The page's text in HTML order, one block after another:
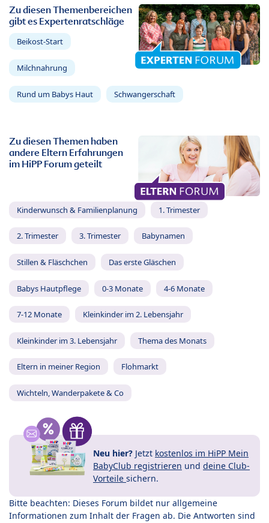
Zu diesen Themenbereichen
gibt es Expertenratschläge
Beikost-Start
Milchnahrung
Rund um Babys Haut Schwangerschaft
Zu diesen Themen haben
andere Eltern Erfahrungen
im HiPP Forum geteilt
Kinderwunsch & Familienplanung 1. Trimester
2. Trimester 3. Trimester Babynamen
Stillen & Fläschchen Das erste Gläschen
Babys Hautpflege 0-3 Monate 4-6 Monate
7-12 Monate Kleinkinder im 2. Lebensjahr
Kleinkinder im 3. Lebensjahr Thema des Monats
Eltern in meiner Region Flohmarkt
Wichteln, Wanderpakete & Co
Neu hier? Jetzt kostenlos im HiPP Mein
BabyClub registrieren und deine Club-
Vorteile sichern.
Bitte beachten: Dieses Forum bildet nur allgemeine
Informationen zum Inhalt der Fragen ab. Die Antworten sind